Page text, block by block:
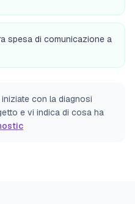
spesa di comunicazione a
con la diagnosi
e vi indica di cosa ha